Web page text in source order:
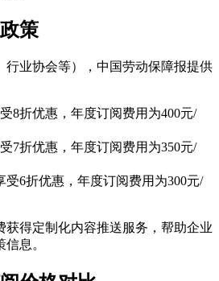
策
行业协会等），中国劳动保障报提供
8折优惠，年度订阅费用为400元/
7折优惠，年度订阅费用为350元/
受6折优惠，年度订阅费用为300元/
获得定制化内容推送服务，帮助企业
息。